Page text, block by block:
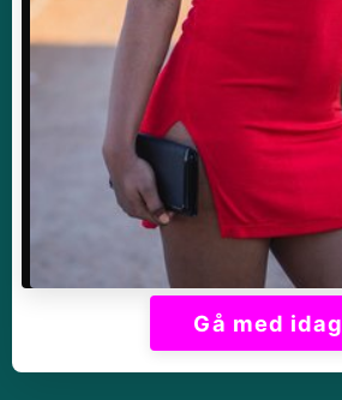
Gå med idag